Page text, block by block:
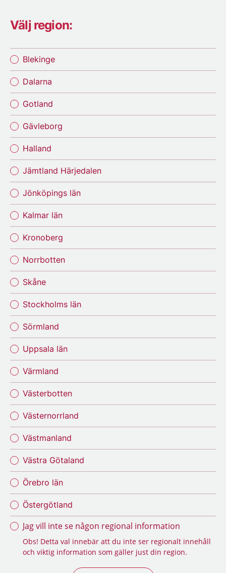
Välj region:
Blekinge
Dalarna
Gotland
Gävleborg
Halland
Jämtland Härjedalen
Jönköpings län
Kalmar län
Kronoberg
Norrbotten
Skåne
Stockholms län
Sörmland
Uppsala län
Värmland
Västerbotten
Västernorrland
Västmanland
Västra Götaland
Örebro län
Östergötland
Jag vill inte se någon regional information
Obs! Detta val innebär att du inte ser regionalt innehåll
och viktig information som gäller just din region.